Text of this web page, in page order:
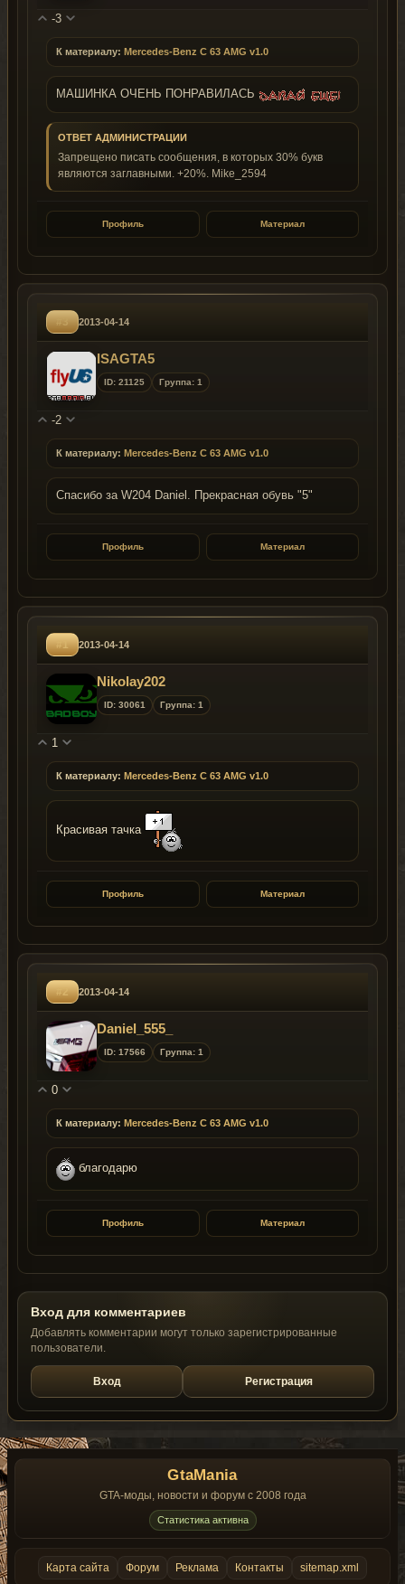
-3
К материалу: Mercedes-Benz C 63 AMG v1.0
МАШИНКА ОЧЕНЬ ПОНРАВИЛАСЬ
ОТВЕТ АДМИНИСТРАЦИИ
Запрещено писать сообщения, в которых 30% букв
являются заглавными. +20%. Mike_2594
Профиль Материал
#3 2013-04-14
ISAGTA5
ID: 21125 Группа: 1
-2
К материалу: Mercedes-Benz C 63 AMG v1.0
Спасибо за W204 Daniel. Прекрасная обувь "5"
Профиль Материал
#1 2013-04-14
Nikolay202
ID: 30061 Группа: 1
1
К материалу: Mercedes-Benz C 63 AMG v1.0
Красивая тачка
Профиль Материал
#2 2013-04-14
Daniel_555_
ID: 17566 Группа: 1
0
К материалу: Mercedes-Benz C 63 AMG v1.0
благодарю
Профиль Материал
Вход для комментариев
Добавлять комментарии могут только зарегистрированные
пользователи.
Вход Регистрация
GtaMania
GTA-моды, новости и форум с 2008 года
Статистика активна
Карта сайта Форум Реклама Контакты sitemap.xml